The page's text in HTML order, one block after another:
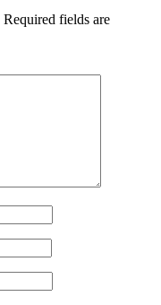
Required fields are